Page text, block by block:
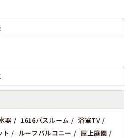
器 1616バスルーム
浴室TV
ト
ルーフバルコニー
屋上庭園